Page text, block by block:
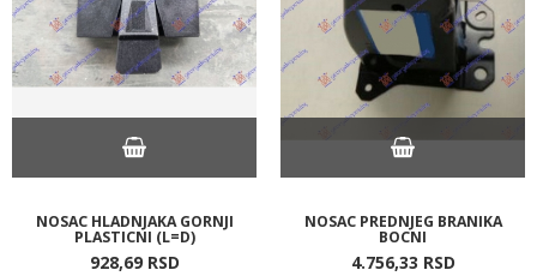
NOSAC HLADNJAKA GORNJI
PLASTICNI (L=D)
928,69 RSD
NOSAC PREDNJEG BRANIKA
BOCNI
4.756,33 RSD